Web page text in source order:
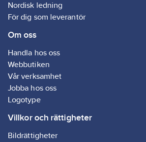
Nordisk ledning
För dig som leverantör
Om oss
Handla hos oss
Webbutiken
Vår verksamhet
Jobba hos oss
Logotype
Villkor och rättigheter
Bildrättigheter